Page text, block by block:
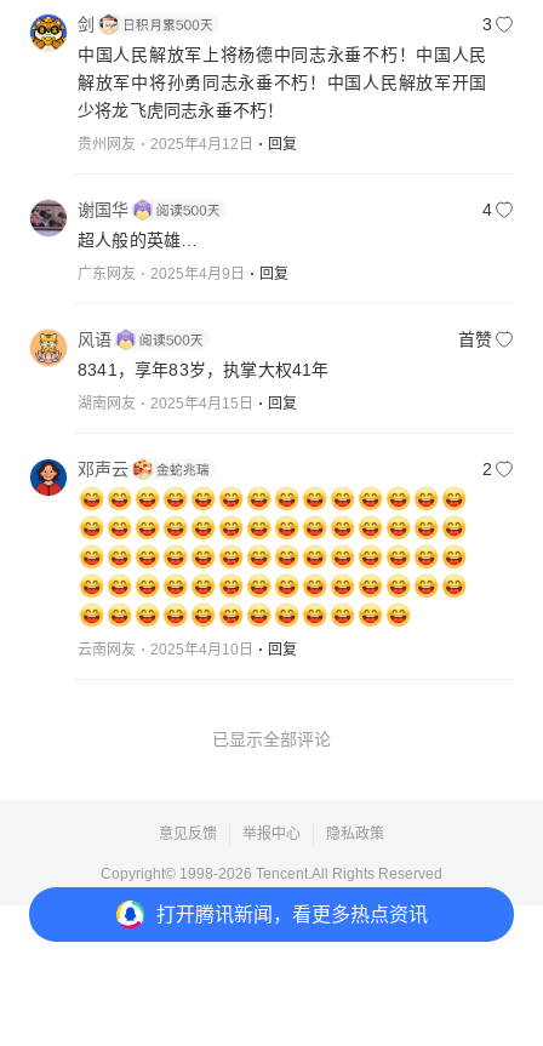
打开腾讯新闻，看更多热点资讯
剑
3
中国人民解放军上将杨德中同志永垂不朽！中国人民
解放军中将孙勇同志永垂不朽！中国人民解放军开国
少将龙飞虎同志永垂不朽！
贵州网友 2025年4月12日 回复
谢国华
4
超人般的英雄…
广东网友 2025年4月9日 回复
风语
首赞
8341，享年83岁，执掌大权41年
湖南网友 2025年4月15日 回复
邓声云 2
云南网友 2025年4月10日 回复
已显示全部评论
意见反馈 举报中心 隐私政策
Copyright© 1998-2026 Tencent.All Rights Reserved